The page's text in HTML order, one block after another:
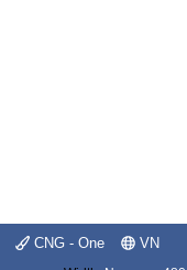
CNG - One VN